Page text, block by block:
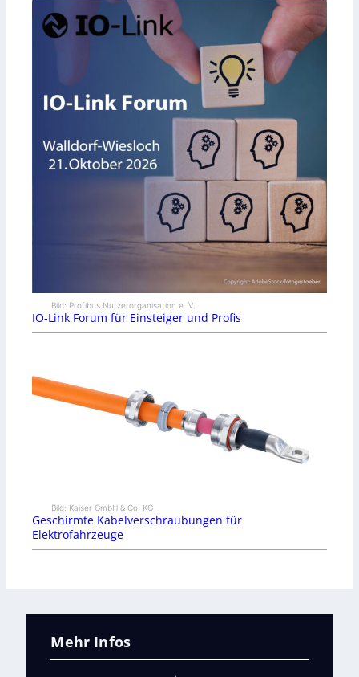
Bild: Profibus Nutzerorganisation e. V.
IO-Link Forum für Einsteiger und Profis
Bild: Kaiser GmbH & Co. KG
Geschirmte Kabelverschraubungen für
Elektrofahrzeuge
Mehr Infos